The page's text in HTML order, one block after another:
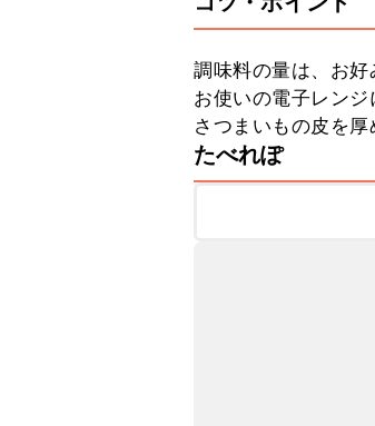
調味料の量は、お好
お使いの電子レンジ
さつまいもの皮を
たべれぽ